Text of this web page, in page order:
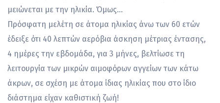
μειώνεται με την ηλικία. Όμως…
Πρόσφατη μελέτη σε άτομα ηλικίας άνω των 60 ετών
έδειξε ότι 40 λεπτών αερόβια άσκηση μέτριας έντασης,
4 ημέρες την εβδομάδα, για 3 μήνες, βελτίωσε τη
λειτουργία των μικρών αιμοφόρων αγγείων των κάτω
άκρων, σε σχέση με άτομα ίδιας ηλικίας που στο ίδιο
διάστημα είχαν καθιστική ζωή!